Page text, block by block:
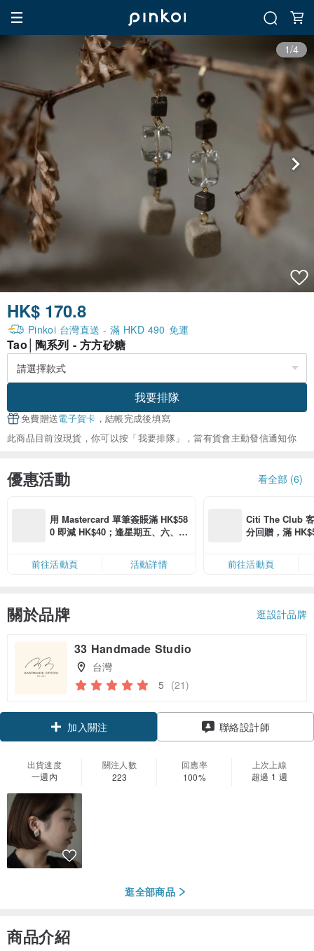
1/4
HK$ 170.8
Pinkoi 台灣直送 - 滿 HKD 490 免運
Tao│陶系列 - 方方砂糖
我要排隊
免費贈送電子賀卡 ，結帳完成後填寫
此商品目前沒現貨，你可以按「我要排隊」，當有貨會主動發信通知你
優惠活動 看全部 (6)
用 Mastercard 單筆簽賬滿 HK$58
0 即減 HK$40；逢星期五、六、日
限，額滿即止，僅限「常用信用
卡」結帳）
前往活動頁 活動詳情
Citi The Club
分回贈，滿
前往活動頁
關於品牌 逛設計品牌
33 Handmade Studio
台灣
5 (21)
加入關注
聯絡設計師
出貨速度
一週內
關注人數
223
回應率
100%
上次上線
超過 1 週
逛全部商品
商品介紹